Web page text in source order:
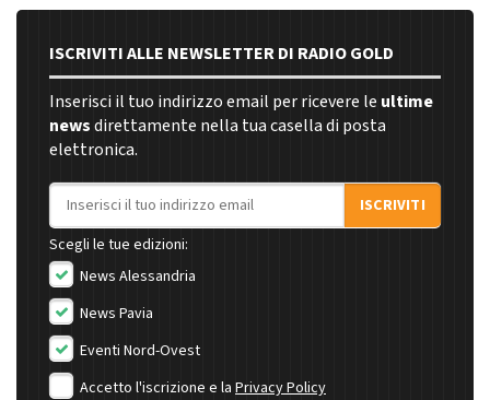
ISCRIVITI ALLE NEWSLETTER DI RADIO GOLD
Inserisci il tuo indirizzo email per ricevere le ultime
newsdirettamente nella tua casella di posta
elettronica.
Indirizzo email
ISCRIVITI
Scegli le tue edizioni:
News Alessandria
News Pavia
Eventi Nord-Ovest
Accetto l'iscrizione e la Privacy Policy